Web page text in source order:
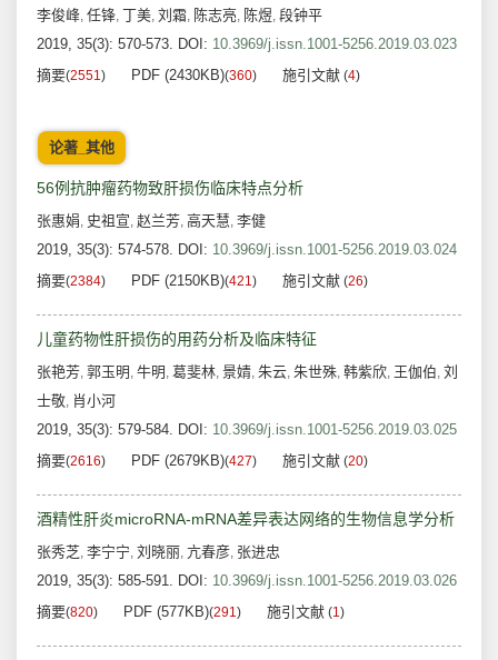
李俊峰, 任锋, 丁美, 刘霜, 陈志亮, 陈煜, 段钟平
2019, 35(3): 570-573. DOI: 10.3969/j.issn.1001-5256.2019.03.023
摘要(2551) PDF (2430KB)(360) 施引文献 (4)
论著_其他
56例抗肿瘤药物致肝损伤临床特点分析
张惠娟, 史祖宣, 赵兰芳, 高天慧, 李健
2019, 35(3): 574-578. DOI: 10.3969/j.issn.1001-5256.2019.03.024
摘要(2384) PDF (2150KB)(421) 施引文献 (26)
儿童药物性肝损伤的用药分析及临床特征
张艳芳, 郭玉明 , 牛明 , 葛斐林, 景婧, 朱云, 朱世殊, 韩紫欣, 王伽伯, 刘
士敬, 肖小河
2019, 35(3): 579-584. DOI: 10.3969/j.issn.1001-5256.2019.03.025
摘要(2616) PDF (2679KB)(427) 施引文献 (20)
酒精性肝炎microRNA-mRNA差异表达网络的生物信息学分析
张秀芝, 李宁宁, 刘晓丽, 亢春彦, 张进忠
2019, 35(3): 585-591. DOI: 10.3969/j.issn.1001-5256.2019.03.026
摘要(820) PDF (577KB)(291) 施引文献 (1)